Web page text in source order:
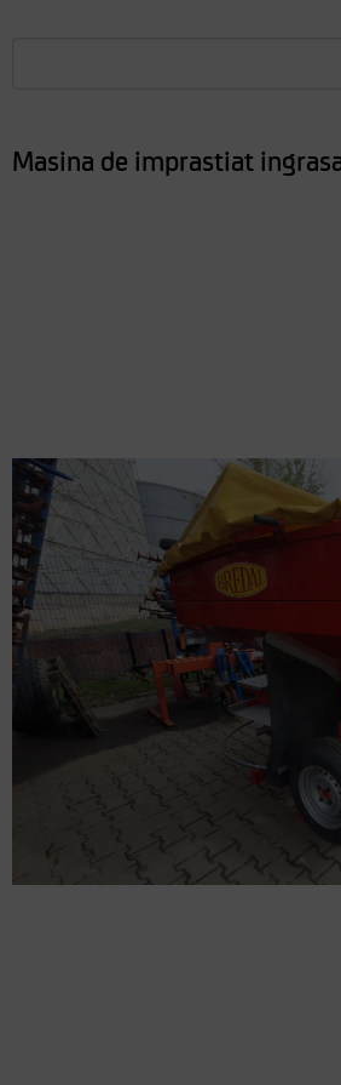
Masina de imprastiat